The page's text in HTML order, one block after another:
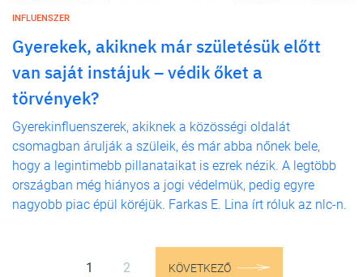
INFLUENSZER
Gyerekek, akiknek már születésük előtt
van saját instájuk – védik őket a
törvények?
Gyerekinfluenszerek, akiknek a közösségi oldalát
csomagban árulják a szüleik, és már abba nőnek bele,
hogy a legintimebb pillanataikat is ezrek nézik. A legtöbb
országban még hiányos a jogi védelmük, pedig egyre
nagyobb piac épül köréjük. Farkas E. Lina írt róluk az nlc-n.
1 2 KÖVETKEZŐ